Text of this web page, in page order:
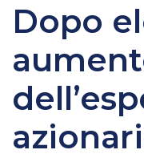
Dopo